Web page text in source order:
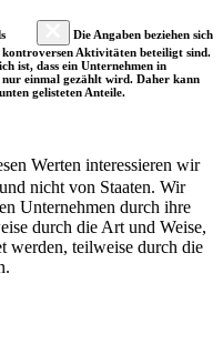
Die Angaben beziehen sich
Aktivitäten beteiligt sind.
ist, dass ein Unternehmen in
einmal gezählt wird. Daher kann
gelisteten Anteile.
Werten interessieren wir
nicht von Staaten. Wir
Unternehmen durch ihre
durch die Art und Weise,
werden, teilweise durch die